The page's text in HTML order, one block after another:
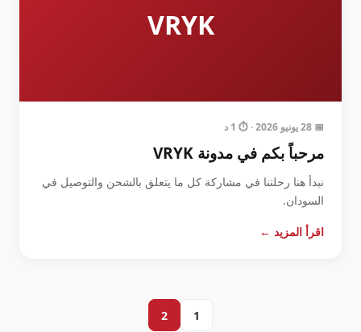
VRYK
📅 28 يونيو 2026 · ⏱️ 1 د
مرحباً بكم في مدونة VRYK
نبدأ هنا رحلتنا في مشاركة كل ما يتعلق بالشحن والتوصيل في
السودان.
اقرأ المزيد ←
1
2